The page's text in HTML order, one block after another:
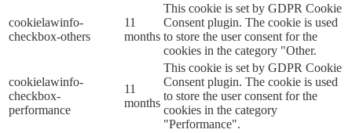
cookielawinfo-
checkbox-others
11
months
This cookie is set by GDPR Cookie
Consent plugin. The cookie is used
to store the user consent for the
cookies in the category "Other.
cookielawinfo-
checkbox-
performance
11
months
This cookie is set by GDPR Cookie
Consent plugin. The cookie is used
to store the user consent for the
cookies in the category
"Performance".